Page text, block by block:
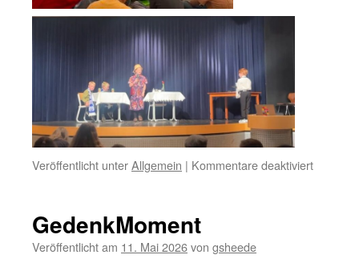
Veröffentlicht unterAllgemein | Kommentare deaktiviertfür
GedenkMoment
Veröffentlicht am 11. Mai 2026von gsheede